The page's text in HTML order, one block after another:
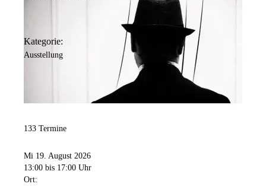
Kategorie:
Ausstellung
133 Termine
Mi 19. August 2026
13:00 bis 17:00 Uhr
Ort: